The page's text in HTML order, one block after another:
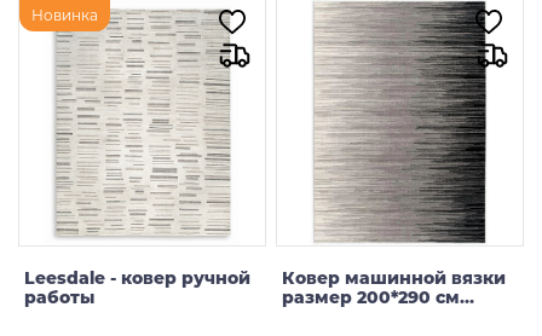
Новинка
Leesdale - ковер ручной
работы
Ковер машинной вязки
размер 200*290 см